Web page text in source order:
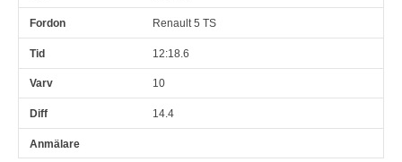
Renault 5 TS
12:18.6
10
14.4